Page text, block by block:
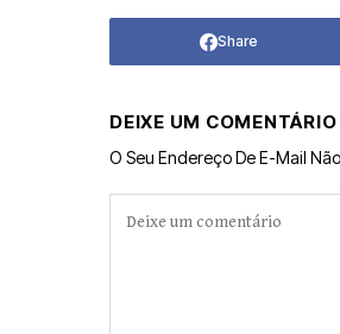
Share
DEIXE UM COMENTÁRIO
O Seu Endereço De E-Mail